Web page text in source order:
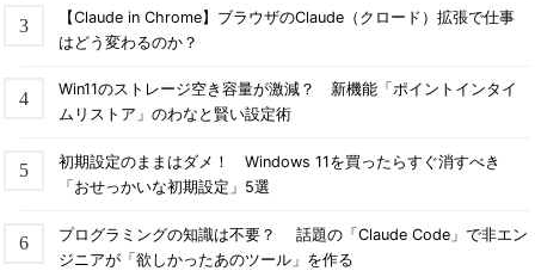
【Claude in Chrome】ブラウザのClaude（クロード）拡張で仕事
はどう変わるのか？
Win11のストレージ空き容量が激減？ 新機能「ポイントインタイ
ムリストア」のわなと賢い設定術
初期設定のままはダメ！ Windows 11を買ったらすぐ消すべき
「おせっかいな初期設定」5選
プログラミングの知識は不要？ 話題の「Claude Code」で非エン
ジニアが「欲しかったあのツール」を作る